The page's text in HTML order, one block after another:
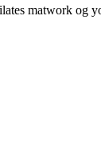
matwork og